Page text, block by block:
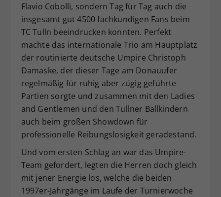
Flavio Cobolli, sondern Tag für Tag auch die
insgesamt gut 4500 fachkundigen Fans beim
TC Tulln beeindrucken konnten. Perfekt
machte das internationale Trio am Hauptplatz
der routinierte deutsche Umpire Christoph
Damaske, der dieser Tage am Donauufer
regelmäßig für ruhig aber zügig geführte
Partien sorgte und zusammen mit den Ladies
and Gentlemen und den Tullner Ballkindern
auch beim großen Showdown für
professionelle Reibungslosigkeit geradestand.
Und vom ersten Schlag an war das Umpire-
Team gefordert, legten die Herren doch gleich
mit jener Energie los, welche die beiden
1997er-Jahrgänge im Laufe der Turnierwoche